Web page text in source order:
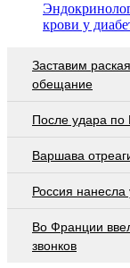
крови у
Заставим
обещание
После удара по
Варшава
Россия
Во Франции
звонков